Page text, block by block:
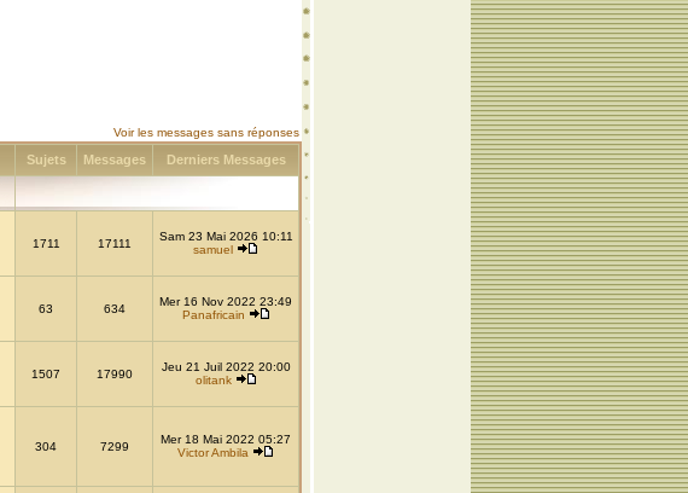
Voir les messages sans réponses
Sujets Messages Derniers Messages
1711 17111
Sam 23 Mai 2026 10:11
samuel
63 634
Mer 16 Nov 2022 23:49
Panafricain
1507 17990
Jeu 21 Juil 2022 20:00
olitank
304 7299
Mer 18 Mai 2022 05:27
Victor Ambila